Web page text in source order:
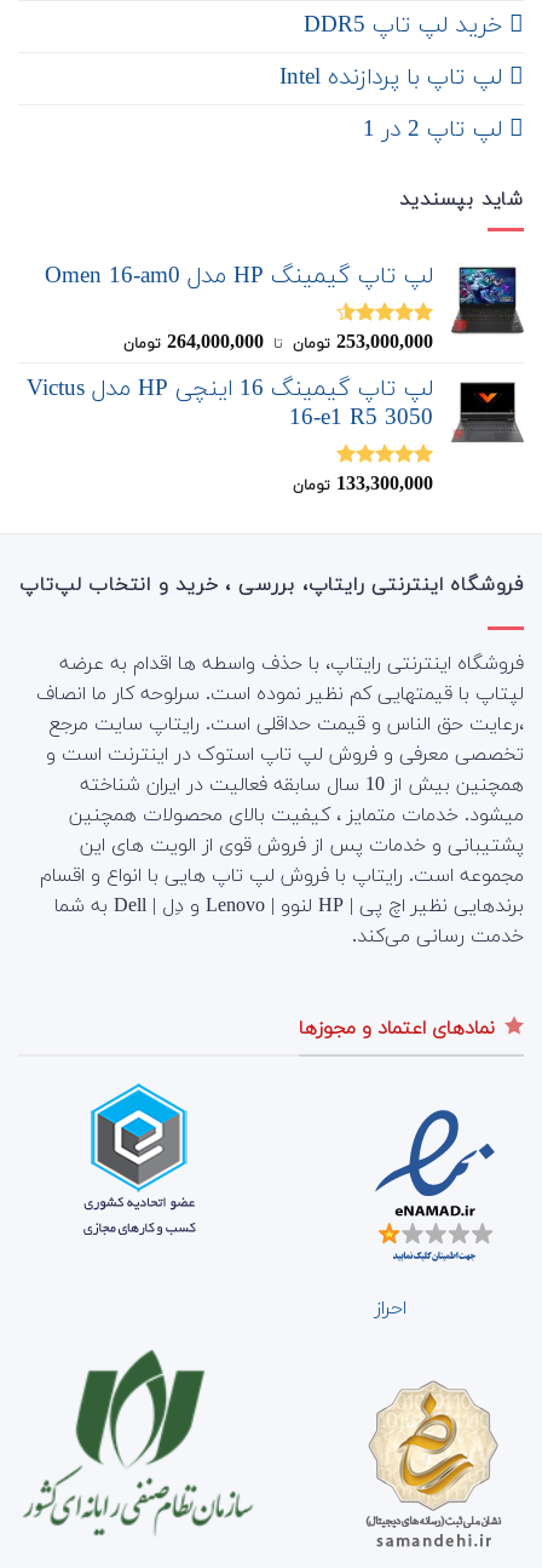
خرید لپ تاپ DDR5
لپ تاپ با پردازنده Intel
لپ تاپ 2 در 1
شاید بپسندید
لپ تاپ گیمینگ HP مدل Omen 16-am0
نمره4.50
253,000,000 تومان ‌ تا ‌ 264,000,000 تومان
لپ تاپ گیمینگ 16 اینچی HP مدل Victus
16-e1 R5 3050
نمره5.00
133,300,000 تومان
فروشگاه اینترنتی رایتاپ، بررسی ، خرید و انتخاب لپ‌تاپ
فروشگاه اینترنتی رایتاپ، با حذف واسطه ها اقدام به عرضه
لپتاپ با قیمتهایی کم نظیر نموده است. سرلوحه کار ما انصاف
،رعایت حق الناس و قیمت حداقلی است. رایتاپ سایت مرجع
تخصصی معرفی و فروش لپ تاپ استوک در اینترنت است و
همچنین بیش از 10 سال سابقه فعالیت در ایران شناخته
میشود. خدمات متمایز ، کیفیت بالای محصولات همچنین
پشتیبانی و خدمات پس از فروش قوی از الویت های این
مجموعه است. رایتاپ با فروش لپ تاپ هایی با انواع و اقسام
برندهایی نظیر اچ پی | HP لنوو | Lenovo و دِل | Dell به شما
خدمت رسانی می‌کند.
نمادهای اعتماد و مجوزها
احراز